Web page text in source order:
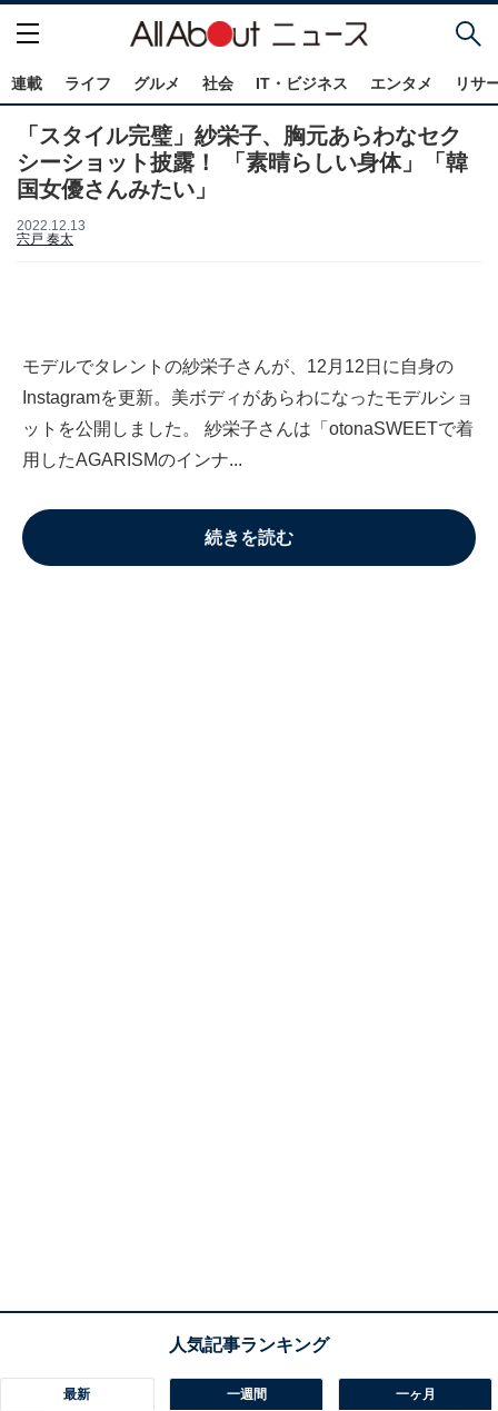
連載 ライフ グルメ 社会 IT・ビジネス エンタメ リサ
「スタイル完璧」紗栄子、胸元あらわなセク
シーショット披露！ 「素晴らしい身体」「韓
国女優さんみたい」
2022.12.13
宍戸 奏太
モデルでタレントの紗栄子さんが、12月12日に自身の
Instagramを更新。美ボディがあらわになったモデルショ
ットを公開しました。 紗栄子さんは「otonaSWEETで着
用したAGARISMのインナ...
続きを読む
最新 一週間 一ヶ月